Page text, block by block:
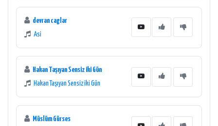
devran caglar
Asi
Hakan Taşıyan Sensiz iki Gün
Hakan Taşıyan Sensiz iki Gün
Müslüm Gürses